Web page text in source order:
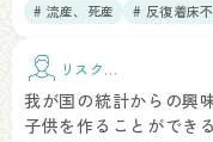
# 流産、死産 # 反復着床不
リスク因
我が国の統計からの興
子供を作ることができ